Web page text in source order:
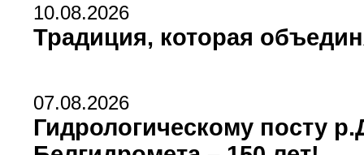
10.08.2026
Традиция, которая
07.08.2026
Гидрологическому посту